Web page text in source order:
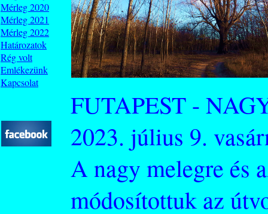
Mérleg 2020
Mérleg 2021
Mérleg 2022
Határozatok
Rég volt
Emlékezünk
Kapcsolat
FUTAPEST -
2023. július 9.
A nagy melegre és
módosítottuk az